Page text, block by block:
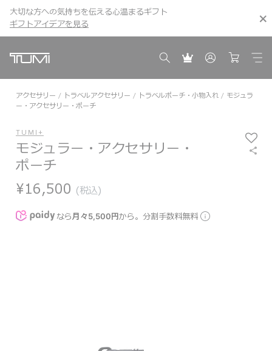
ギフトアイデアを見る こちら
大切な方への気持ちを伝える心温まるギフト
ギフトアイデアを見る
こちら
アクセサリー トラベルアクセサリー トラベルポーチ・小物入れ
モジュラ
ー・アクセサリー・ポーチ
TUMI+
モジュラー・アクセサリー・
ポーチ
¥16,500 (税込)
なら月々5,500円から。分割手数料無料